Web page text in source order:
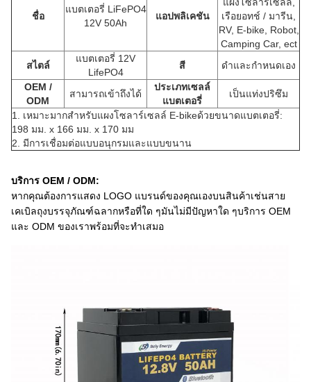
ชื่อ
แบตเตอรี่ LiFePO4
12V 50Ah
แอปพลิเคชัน
เรือยอทช์ / มารีน,
RV, E-bike, Robot,
Camping Car, ect
สไตล์
แบตเตอรี่ 12V
LifePO4
สี
ดำและกำหนดเอง
OEM /
ODM
สามารถเข้าถึงได้
ประเภทเซลล์
แบตเตอรี่
เป็นแท่งปริซึม
1. เหมาะมากสำหรับแผงโซลาร์เซลล์ E-bikeด้วยขนาดแบตเตอรี่:
198 มม. x 166 มม. x 170 มม
2. มีการเชื่อมต่อแบบอนุกรมและแบบขนาน
บริการ OEM / ODM:
หากคุณต้องการแสดง LOGO แบรนด์ของคุณเองบนสินค้าเช่นสาย
เคเบิลถุงบรรจุภัณฑ์ฉลากหรือที่ใด ๆมันไม่มีปัญหาใด ๆบริการ OEM
และ ODM ของเราพร้อมที่จะทำเสมอ